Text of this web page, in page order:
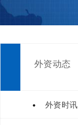
外资动态
外资时讯